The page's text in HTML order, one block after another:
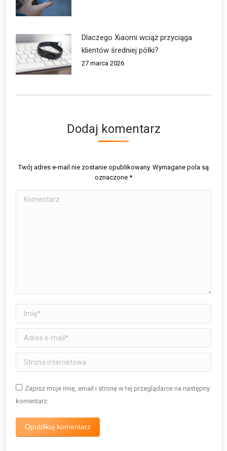
Dlaczego Xiaomi wciąż przyciąga
klientów średniej półki?
27 marca 2026
Dodaj komentarz
Twój adres e-mail nie zostanie opublikowany. Wymagane pola są
oznaczone *
Komentarz
Imię *
Adres e-mail *
Strona internetowa
Zapisz moje imię, email i stronę w tej przeglądarce na następny
komentarz.
Opublikuj komentarz